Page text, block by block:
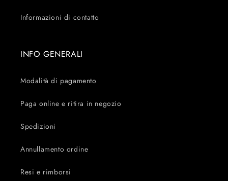
Informazioni di contatto
INFO GENERALI
Modalità di pagamento
Paga online e ritira in negozio
Spedizioni
Annullamento ordine
Resi e rimborsi